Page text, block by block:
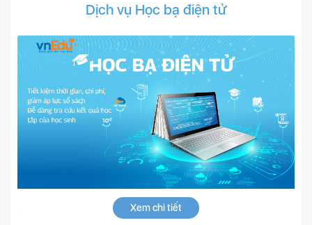
Dịch vụ Học bạ điện tử
Xem chi tiết